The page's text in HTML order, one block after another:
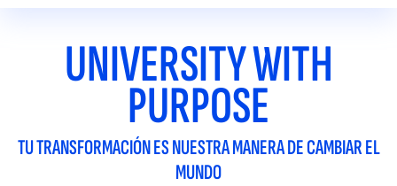
UNIVERSITY WITH
PURPOSE
TU TRANSFORMACIÓN ES NUESTRA MANERA DE CAMBIAR EL
MUNDO